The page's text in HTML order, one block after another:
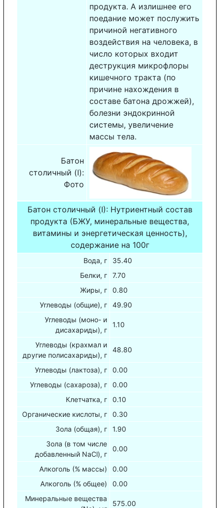
продукта. А излишнее его
поедание может послужить
причиной негативного
воздействия на человека, в
число которых входит
деструкция микрофлоры
кишечного тракта (по
причине нахождения в
составе батона дрожжей),
болезни эндокринной
системы, увеличение
массы тела.
Батон
столичный (I):
Фото
Батон столичный (I): Нутриентный состав
продукта (БЖУ, минеральные вещества,
витамины и энергетическая ценность),
содержание на 100г
Вода, г
35.40
Белки, г
7.70
Жиры, г
0.80
Углеводы (общие), г
49.90
Углеводы (моно- и
дисахариды), г
1.10
Углеводы (крахмал и
другие полисахариды), г
48.80
Углеводы (лактоза), г
0.00
Углеводы (сахароза), г
0.00
Клетчатка, г
0.10
Органические кислоты, г
0.30
Зола (общая), г
1.90
Зола (в том числе
добавленный NaCl), г
0.00
Алкоголь (% массы)
0.00
Алкоголь (% общее)
0.00
Минеральные вещества
575.00